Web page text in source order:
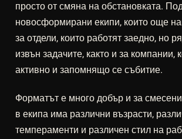
просто от смяна на обстановката.
новосформирани екипи, които още
за отдели, които работят заедно, но
извън задачите, както и за компании,
активно и запомнящо се събитие.
Форматът е много добър и за смесени
в екипа има различни възрасти,
темпераменти и различен стил на